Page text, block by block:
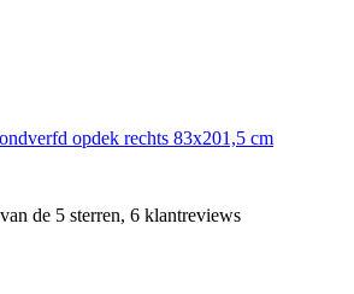
opdek rechts 83x201,5 cm
de 5 sterren, 6 klantreviews